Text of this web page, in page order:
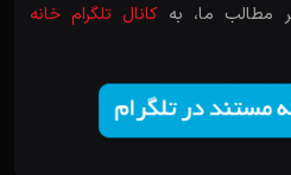
مطالب ما، به کانال تلگرام خانه